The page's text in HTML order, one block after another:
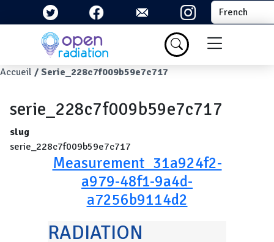
Aller au contenu principal Select your
Menu du
Fil d'Ariane
Accueil Serie_228c7f009b59e7c717
serie_228c7f009b59e7c717
slug
serie_228c7f009b59e7c717
Measurement_31a924f2-
a979-48f1-9a4d-
a7256b9114d2
RADIATION